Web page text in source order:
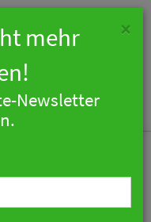
×
mehr
Newsletter